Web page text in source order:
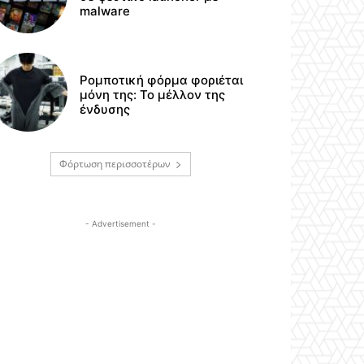
malware
Ρομποτική φόρμα φοριέται
μόνη της: Το μέλλον της
ένδυσης
Φόρτωση περισσοτέρων
- Advertisement -